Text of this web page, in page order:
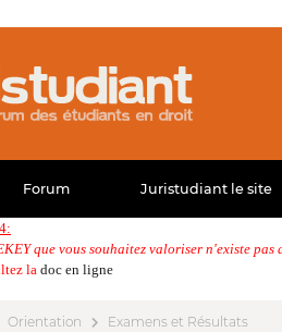
Forum Juristudiant le site
que vous souhaitez valoriser n'existe pas
la doc en ligne
Orientation Examens et Résultats